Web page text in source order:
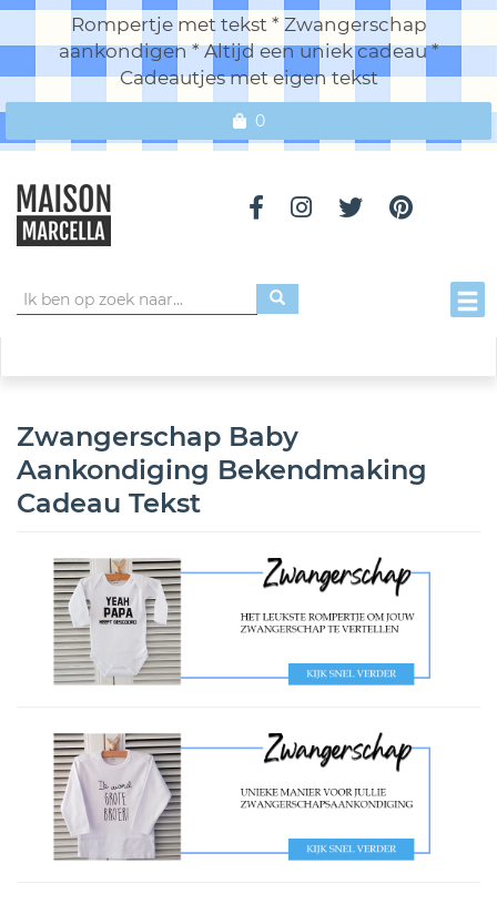
Rompertje met tekst * Zwangerschap
aankondigen * Altijd een uniek cadeau *
Cadeautjes met eigen tekst
0
Zwangerschap Baby
Aankondiging Bekendmaking
Cadeau Tekst